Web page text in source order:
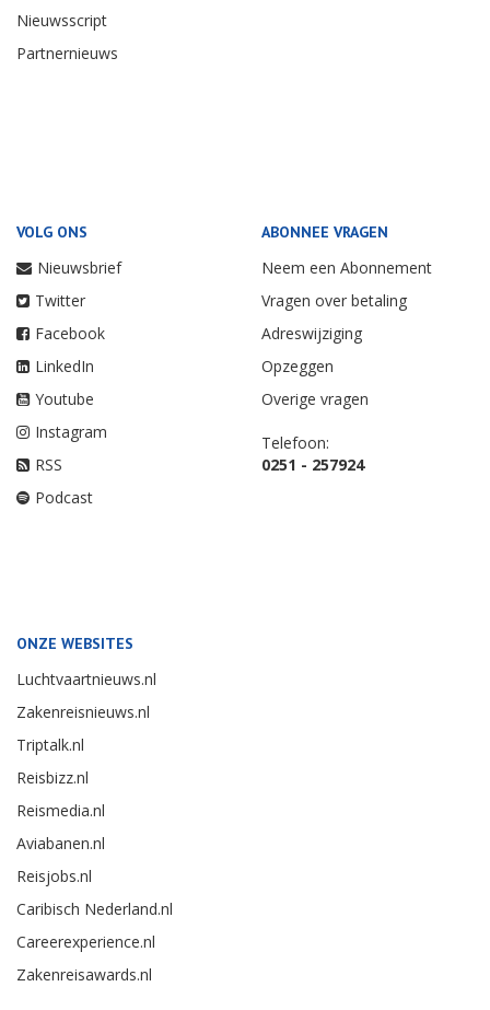
Nieuwsscript
Partnernieuws
VOLG ONS
Nieuwsbrief
Twitter
Facebook
LinkedIn
Youtube
Instagram
RSS
Podcast
ABONNEE VRAGEN
Neem een Abonnement
Vragen over betaling
Adreswijziging
Opzeggen
Overige vragen
Telefoon:
0251 - 257924
ONZE WEBSITES
Luchtvaartnieuws.nl
Zakenreisnieuws.nl
Triptalk.nl
Reisbizz.nl
Reismedia.nl
Aviabanen.nl
Reisjobs.nl
Caribisch Nederland.nl
Careerexperience.nl
Zakenreisawards.nl